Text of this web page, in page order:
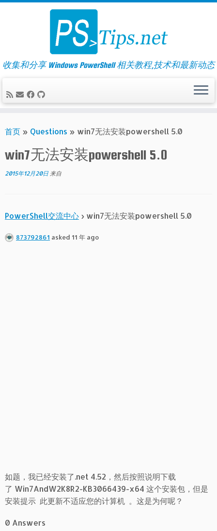
Skip
收集和分享 Windows PowerShell 相关教程,技术和最新动态
首页 » Questions » win7无法安装powershell 5.0
win7无法安装powershell 5.0
2015年12月20日 来自
PowerShell交流中心 › win7无法安装powershell 5.0
873792861 asked 11 年 ago
如题，我已经安装了.net 4.52，然后按照说明下载
了 Win7AndW2K8R2-KB3066439-x64 这个安装包，但是
安装提示 此更新不适应您的计算机 。这是为何呢？
0 Answers